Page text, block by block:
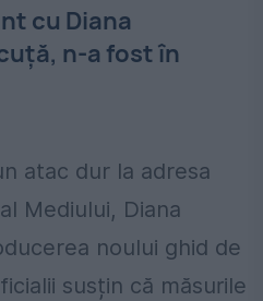
cu Diana
n-a fost în
atac dur la adresa
Mediului, Diana
noului ghid de
susțin că măsurile